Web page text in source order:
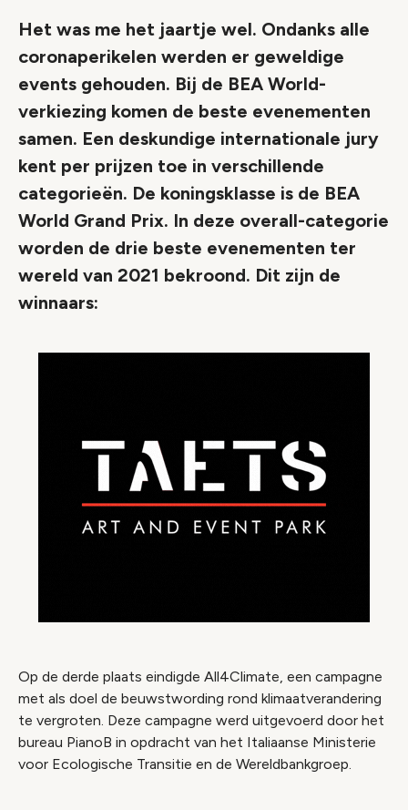
Het was me het jaartje wel. Ondanks alle
coronaperikelen werden er geweldige
events gehouden. Bij de BEA World-
verkiezing komen de beste evenementen
samen. Een deskundige internationale jury
kent per prijzen toe in verschillende
categorieën. De koningsklasse is de BEA
World Grand Prix. In deze overall-categorie
worden de drie beste evenementen ter
wereld van 2021 bekroond. Dit zijn de
winnaars:
Op de derde plaats eindigde All4Climate, een campagne
met als doel de beuwstwording rond klimaatverandering
te vergroten. Deze campagne werd uitgevoerd door het
bureau PianoB in opdracht van het Italiaanse Ministerie
voor Ecologische Transitie en de Wereldbankgroep.